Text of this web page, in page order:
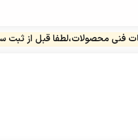
محصولات،لطفا قبل از ثبت